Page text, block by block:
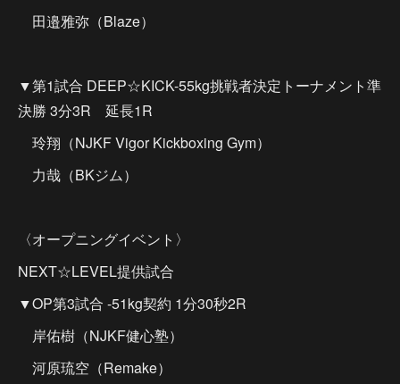
田邉雅弥（Blaze）
▼第1試合 DEEP☆KICK-55kg挑戦者決定トーナメント準
決勝 3分3R 延長1R
玲翔（NJKF Vigor Kickboxing Gym）
力哉（BKジム）
〈オープニングイベント〉
NEXT☆LEVEL提供試合
▼OP第3試合 -51kg契約 1分30秒2R
岸佑樹（NJKF健心塾）
河原琉空（Remake）